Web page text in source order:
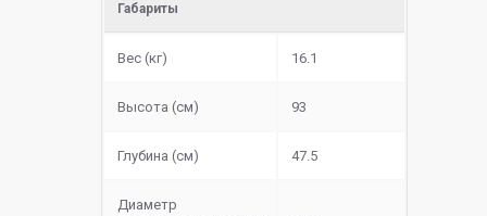
Габариты
Вес (кг) 16.1
Высота (см) 93
Глубина (см) 47.5
Диаметр